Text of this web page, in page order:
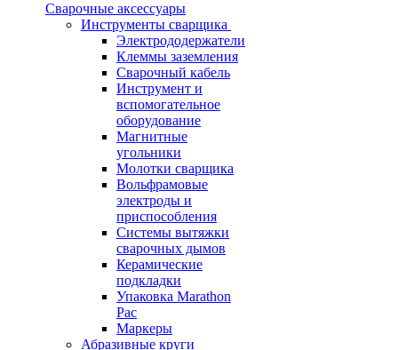
Сварочные аксессуары
Инструменты сварщика
Электрододержатели
Клеммы заземления
Сварочный кабель
Инструмент и
вспомогательное
оборудование
Магнитные
угольники
Молотки сварщика
Вольфрамовые
электроды и
приспособления
Системы вытяжки
сварочных дымов
Керамические
подкладки
Упаковка Marathon
Pac
Маркеры
Абразивные круги